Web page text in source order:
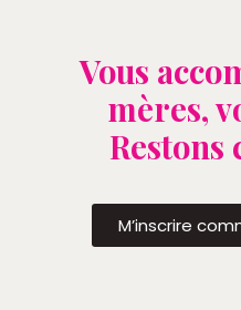
Vous
mères,
Restons
M’inscrire